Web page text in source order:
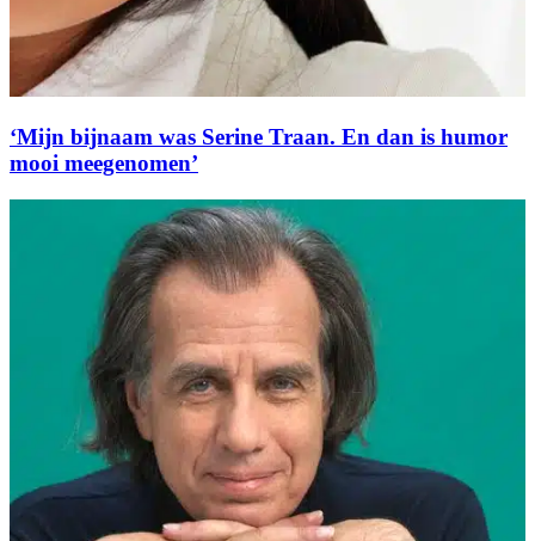
‘Mijn bijnaam was Serine Traan. En dan is humor
mooi meegenomen’